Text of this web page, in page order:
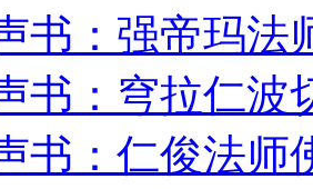
书：强帝玛法
书：穹拉仁波
书：仁俊法师